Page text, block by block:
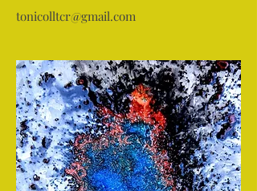
tonicolltcr@gmail.com